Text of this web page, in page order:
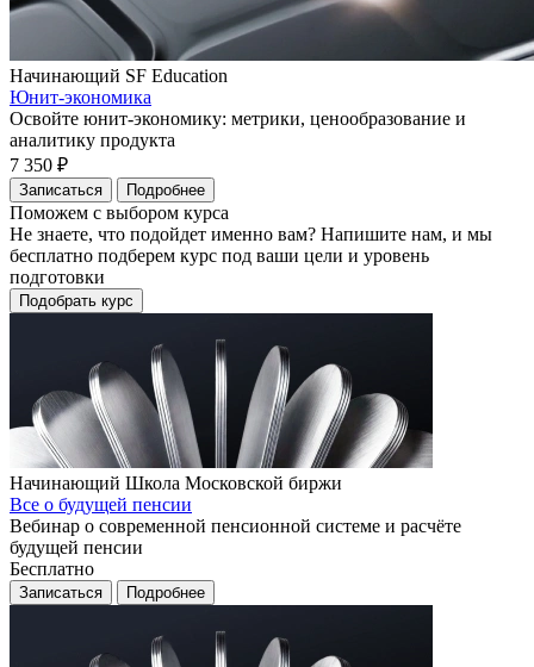
Начинающий SF Education
Юнит-экономика
Освойте юнит-экономику: метрики, ценообразование и
аналитику продукта
7 350 ₽
Записаться Подробнее
Поможем с выбором курса
Не знаете, что подойдет именно вам? Напишите нам, и мы
бесплатно подберем курс под ваши цели и уровень
подготовки
Подобрать курс
Начинающий Школа Московской биржи
Все о будущей пенсии
Вебинар о современной пенсионной системе и расчёте
будущей пенсии
Бесплатно
Записаться Подробнее